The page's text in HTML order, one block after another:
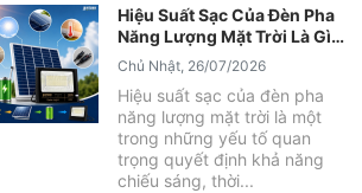
Hiệu Suất Sạc Của Đèn Pha
Năng Lượng Mặt Trời Là Gì?
Yếu Tố Ảnh Hưởng Cần Biết
Chủ Nhật, 26/07/2026
Hiệu suất sạc của đèn pha
năng lượng mặt trời là một
trong những yếu tố quan
trọng quyết định khả năng
chiếu sáng, thời...